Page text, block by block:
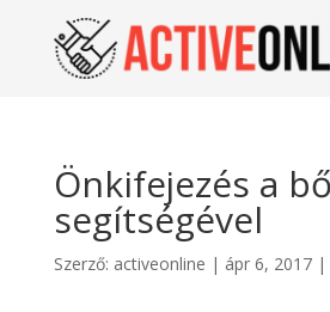
Önkifejezés a
segítségével
Szerző: activeonline | ápr 6, 2017|